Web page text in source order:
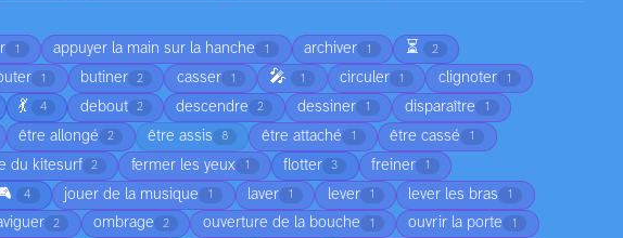
1 appuyer la main sur la hanche 1 archiver 1 ⏳ 2
1 butiner 2 casser 1 🎤 1 circuler 1 clignoter 1
💃 4 debout 2 descendre 2 dessiner 1 disparaître 1
être allongé 2 être assis 8 être attaché 1 être cassé 1
du kitesurf 2 fermer les yeux 1 flotter 3 freiner 1
4 jouer de la musique 1 laver 1 lever 1 lever les bras 1
2 ombrage 2 ouverture de la bouche 1 ouvrir la porte 1